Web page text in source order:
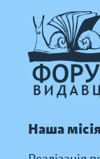
Наша